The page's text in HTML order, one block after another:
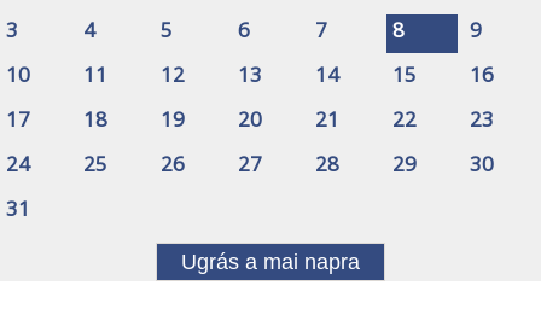
3
4 5 6 7 8
9
10
11 12 13 14 15
16
17
18 19 20 21 22
23
24
25 26 27 28 29
30
31
Ugrás a mai napra